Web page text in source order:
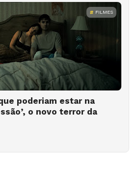
FILMES
poderiam estar na
o novo terror da